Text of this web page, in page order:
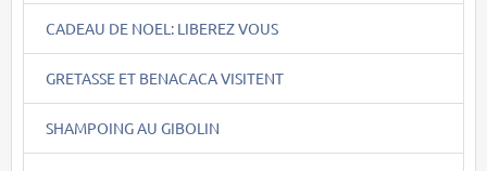
CADEAU DE NOEL: LIBEREZ VOUS
GRETASSE ET BENACACA VISITENT
SHAMPOING AU GIBOLIN